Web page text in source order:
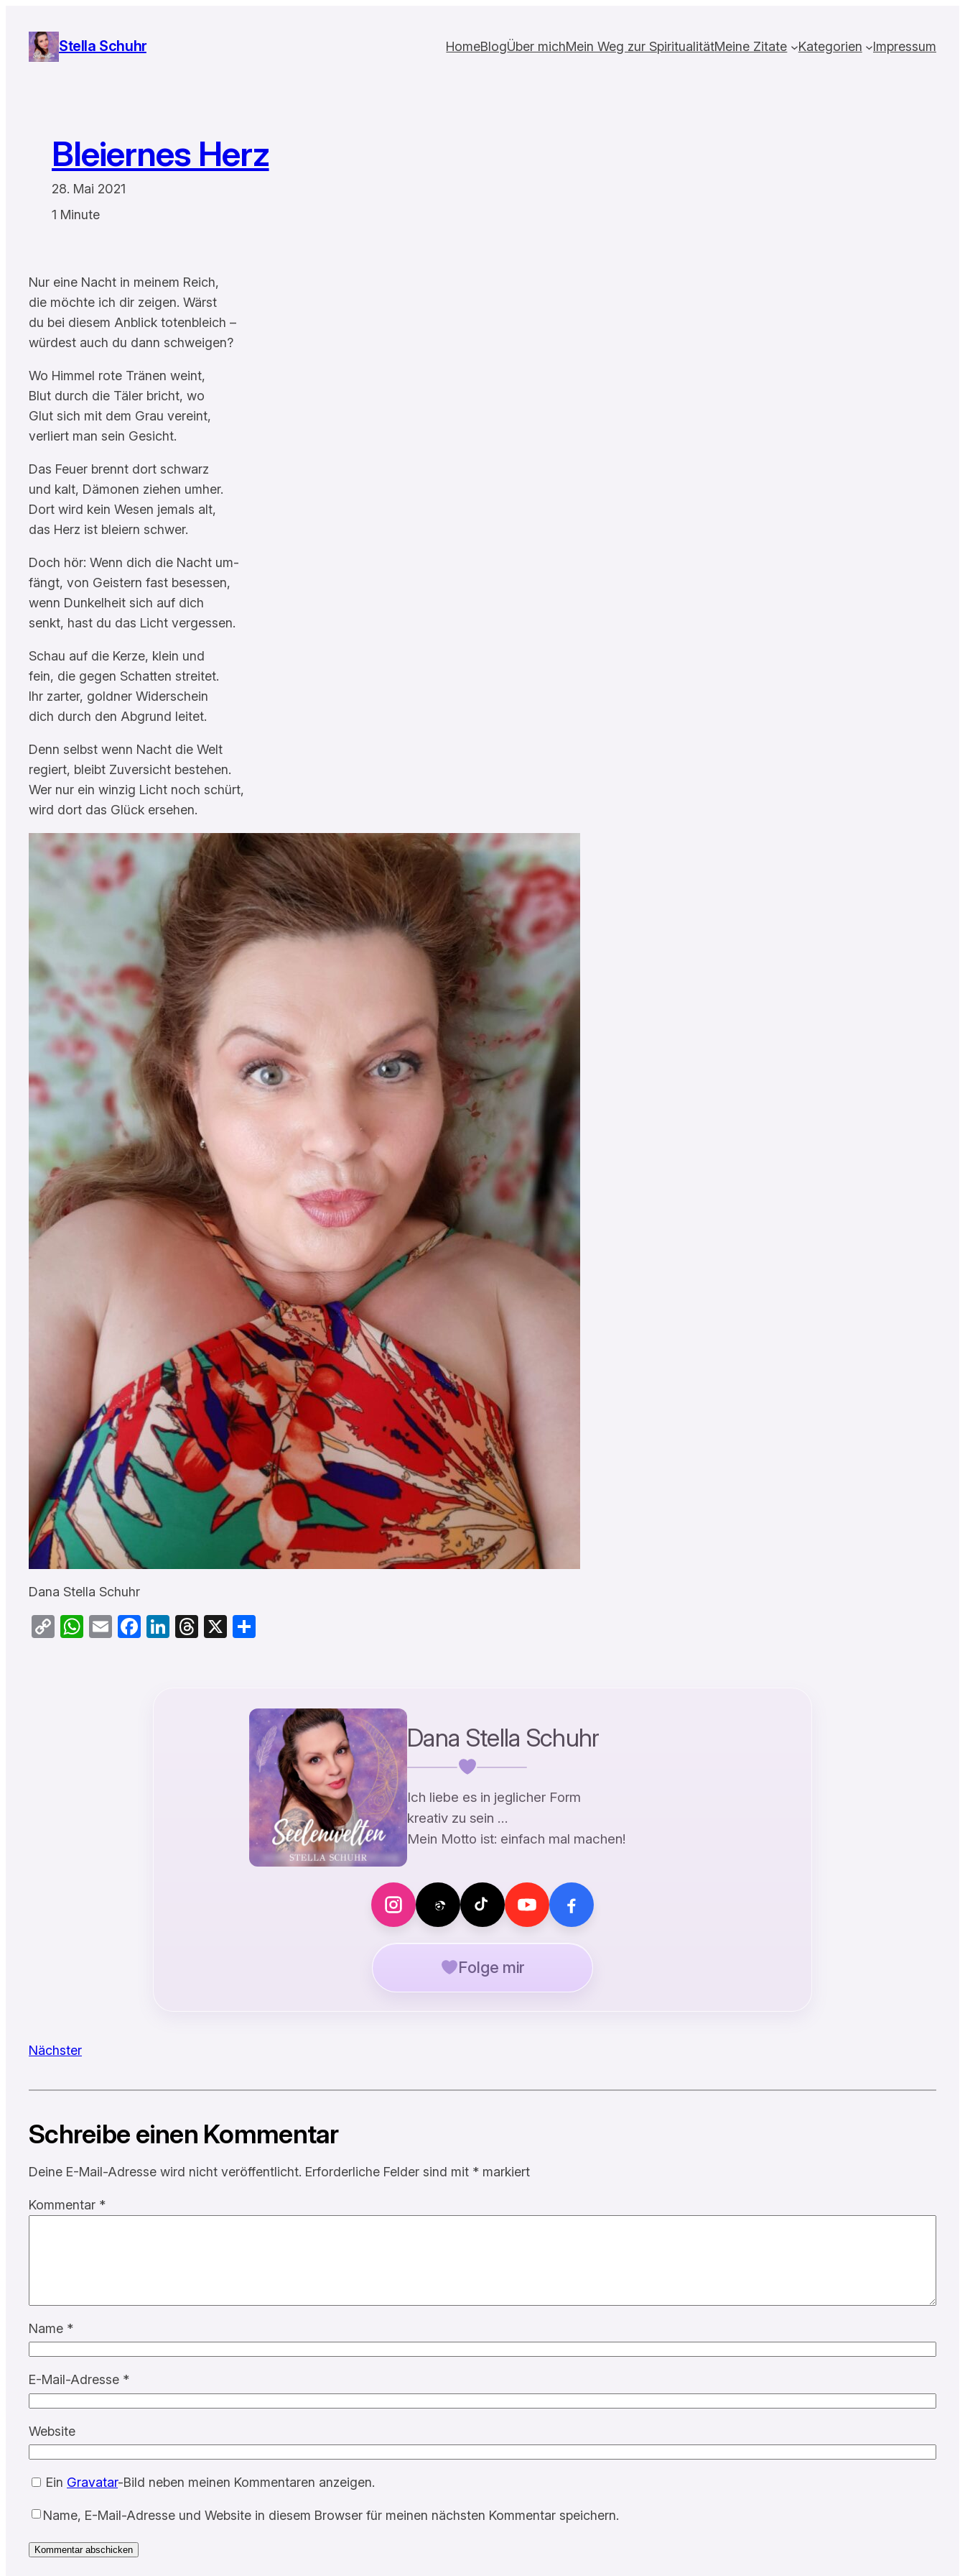
Inhalt
springen
Stella Schuhr HomeBlogÜber michMein Weg zur SpiritualitätMeine Zitate Kategorien Impressum
Bleiernes Herz
28. Mai 2021
1 Minute
Nur eine Nacht in meinem Reich,
die möchte ich dir zeigen. Wärst
du bei diesem Anblick totenbleich –
würdest auch du dann schweigen?
Wo Himmel rote Tränen weint,
Blut durch die Täler bricht, wo
Glut sich mit dem Grau vereint,
verliert man sein Gesicht.
Das Feuer brennt dort schwarz
und kalt, Dämonen ziehen umher.
Dort wird kein Wesen jemals alt,
das Herz ist bleiern schwer.
Doch hör: Wenn dich die Nacht um-
fängt, von Geistern fast besessen,
wenn Dunkelheit sich auf dich
senkt, hast du das Licht vergessen.
Schau auf die Kerze, klein und
fein, die gegen Schatten streitet.
Ihr zarter, goldner Widerschein
dich durch den Abgrund leitet.
Denn selbst wenn Nacht die Welt
regiert, bleibt Zuversicht bestehen.
Wer nur ein winzig Licht noch schürt,
wird dort das Glück ersehen.
Dana Stella Schuhr
CopyWhatsApp
EmailFacebook
LinkedIn
Threads
X
Dana Stella Schuhr
Ich liebe es in jeglicher Form
kreativ zu sein …
Mein Motto ist: einfach mal machen!
Folge mir
Nächster
Schreibe einen Kommentar
Deine E-Mail-Adresse wird nicht veröffentlicht. Erforderliche Felder sind mit * markiert
Kommentar *
Name *
E-Mail-Adresse *
Website
Ein Gravatar-Bild neben meinen Kommentaren anzeigen.
Name, E-Mail-Adresse und Website in diesem Browser für meinen nächsten Kommentar speichern.